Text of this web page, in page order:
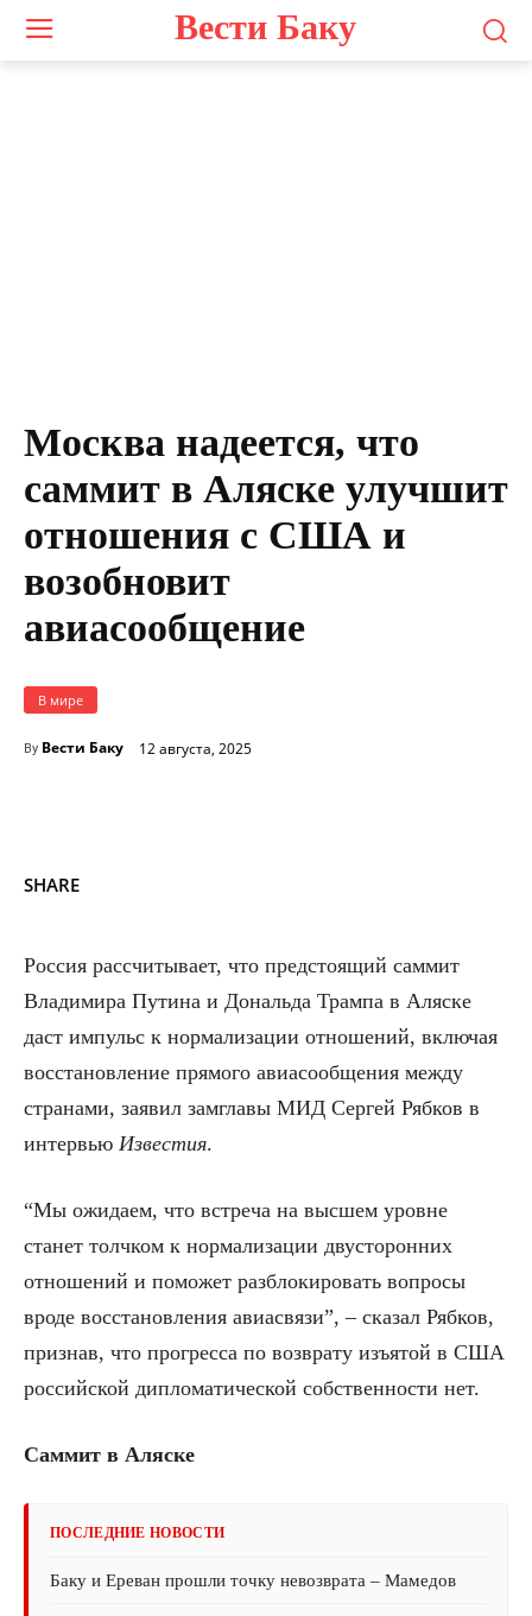
Вести Баку
Москва надеется, что
саммит в Аляске улучшит
отношения с США и
возобновит
авиасообщение
В мире
By Вести Баку 12 августа, 2025
SHARE
Россия рассчитывает, что предстоящий саммит
Владимира Путина и Дональда Трампа в Аляске
даст импульс к нормализации отношений, включая
восстановление прямого авиасообщения между
странами, заявил замглавы МИД Сергей Рябков в
интервью Известия.
“Мы ожидаем, что встреча на высшем уровне
станет толчком к нормализации двусторонних
отношений и поможет разблокировать вопросы
вроде восстановления авиасвязи”, – сказал Рябков,
признав, что прогресса по возврату изъятой в США
российской дипломатической собственности нет.
Саммит в Аляске
ПОСЛЕДНИЕ НОВОСТИ
Баку и Ереван прошли точку невозврата – Мамедов